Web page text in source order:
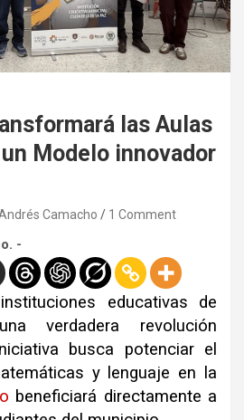
las Aulas
Modelo innovador
Camacho 1 Comment
-
educativas de
verdadera revolución
busca potenciar el
y lenguaje en la
beneficiará directamente a